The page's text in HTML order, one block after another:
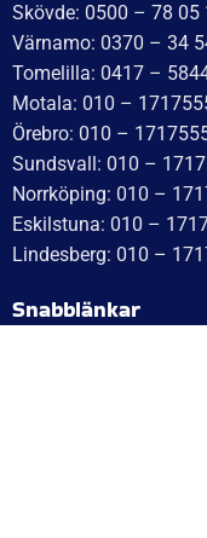
Skövde: 0500 – 78 05
Värnamo: 0370 – 34
Tomelilla: 0417 –
Motala: 010 –
Örebro: 010 –
Sundsvall: 010 –
Norrköping: 010 –
Eskilstuna: 010 –
Lindesberg: 010 –
Snabblänkar